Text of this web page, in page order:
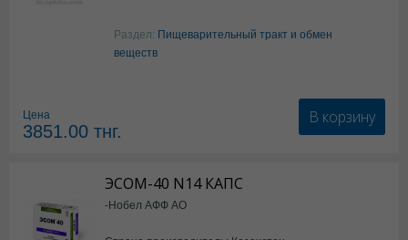
Раздел: Пищеварительный тракт и обмен
веществ
Цена
3851.00 тнг.
В корзину
ЭСОМ-40 N14 КАПС
-Нобел АФФ АО